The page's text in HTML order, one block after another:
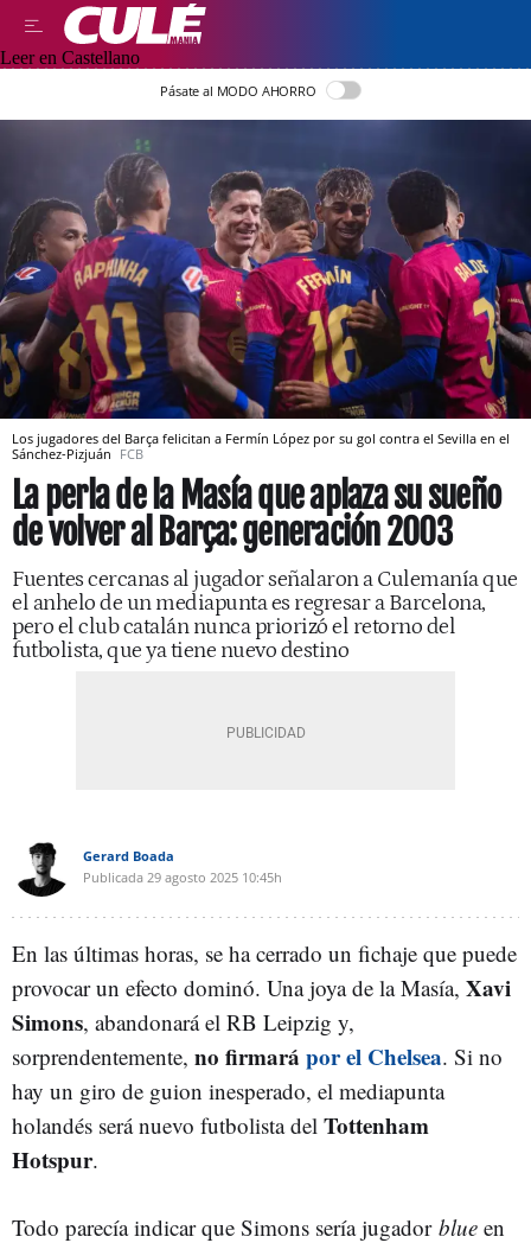
Leer en Castellano
Pásate al MODO AHORRO
Los jugadores del Barça felicitan a Fermín López por su gol contra el Sevilla en el
Sánchez-Pizjuán FCB
La perla de la Masía que aplaza su sueño
de volver al Barça: generación 2003
Fuentes cercanas al jugador señalaron a Culemanía que
el anhelo de un mediapunta es regresar a Barcelona,
pero el club catalán nunca priorizó el retorno del
futbolista, que ya tiene nuevo destino
Gerard Boada
Publicada 29 agosto 2025 10:45h
En las últimas horas, se ha cerrado un fichaje que puede
provocar un efecto dominó. Una joya de la Masía, Xavi
Simons, abandonará el RB Leipzig y,
sorprendentemente, no firmará por el Chelsea. Si no
hay un giro de guion inesperado, el mediapunta
holandés será nuevo futbolista del Tottenham
Hotspur.
Todo parecía indicar que Simons sería jugador blue en